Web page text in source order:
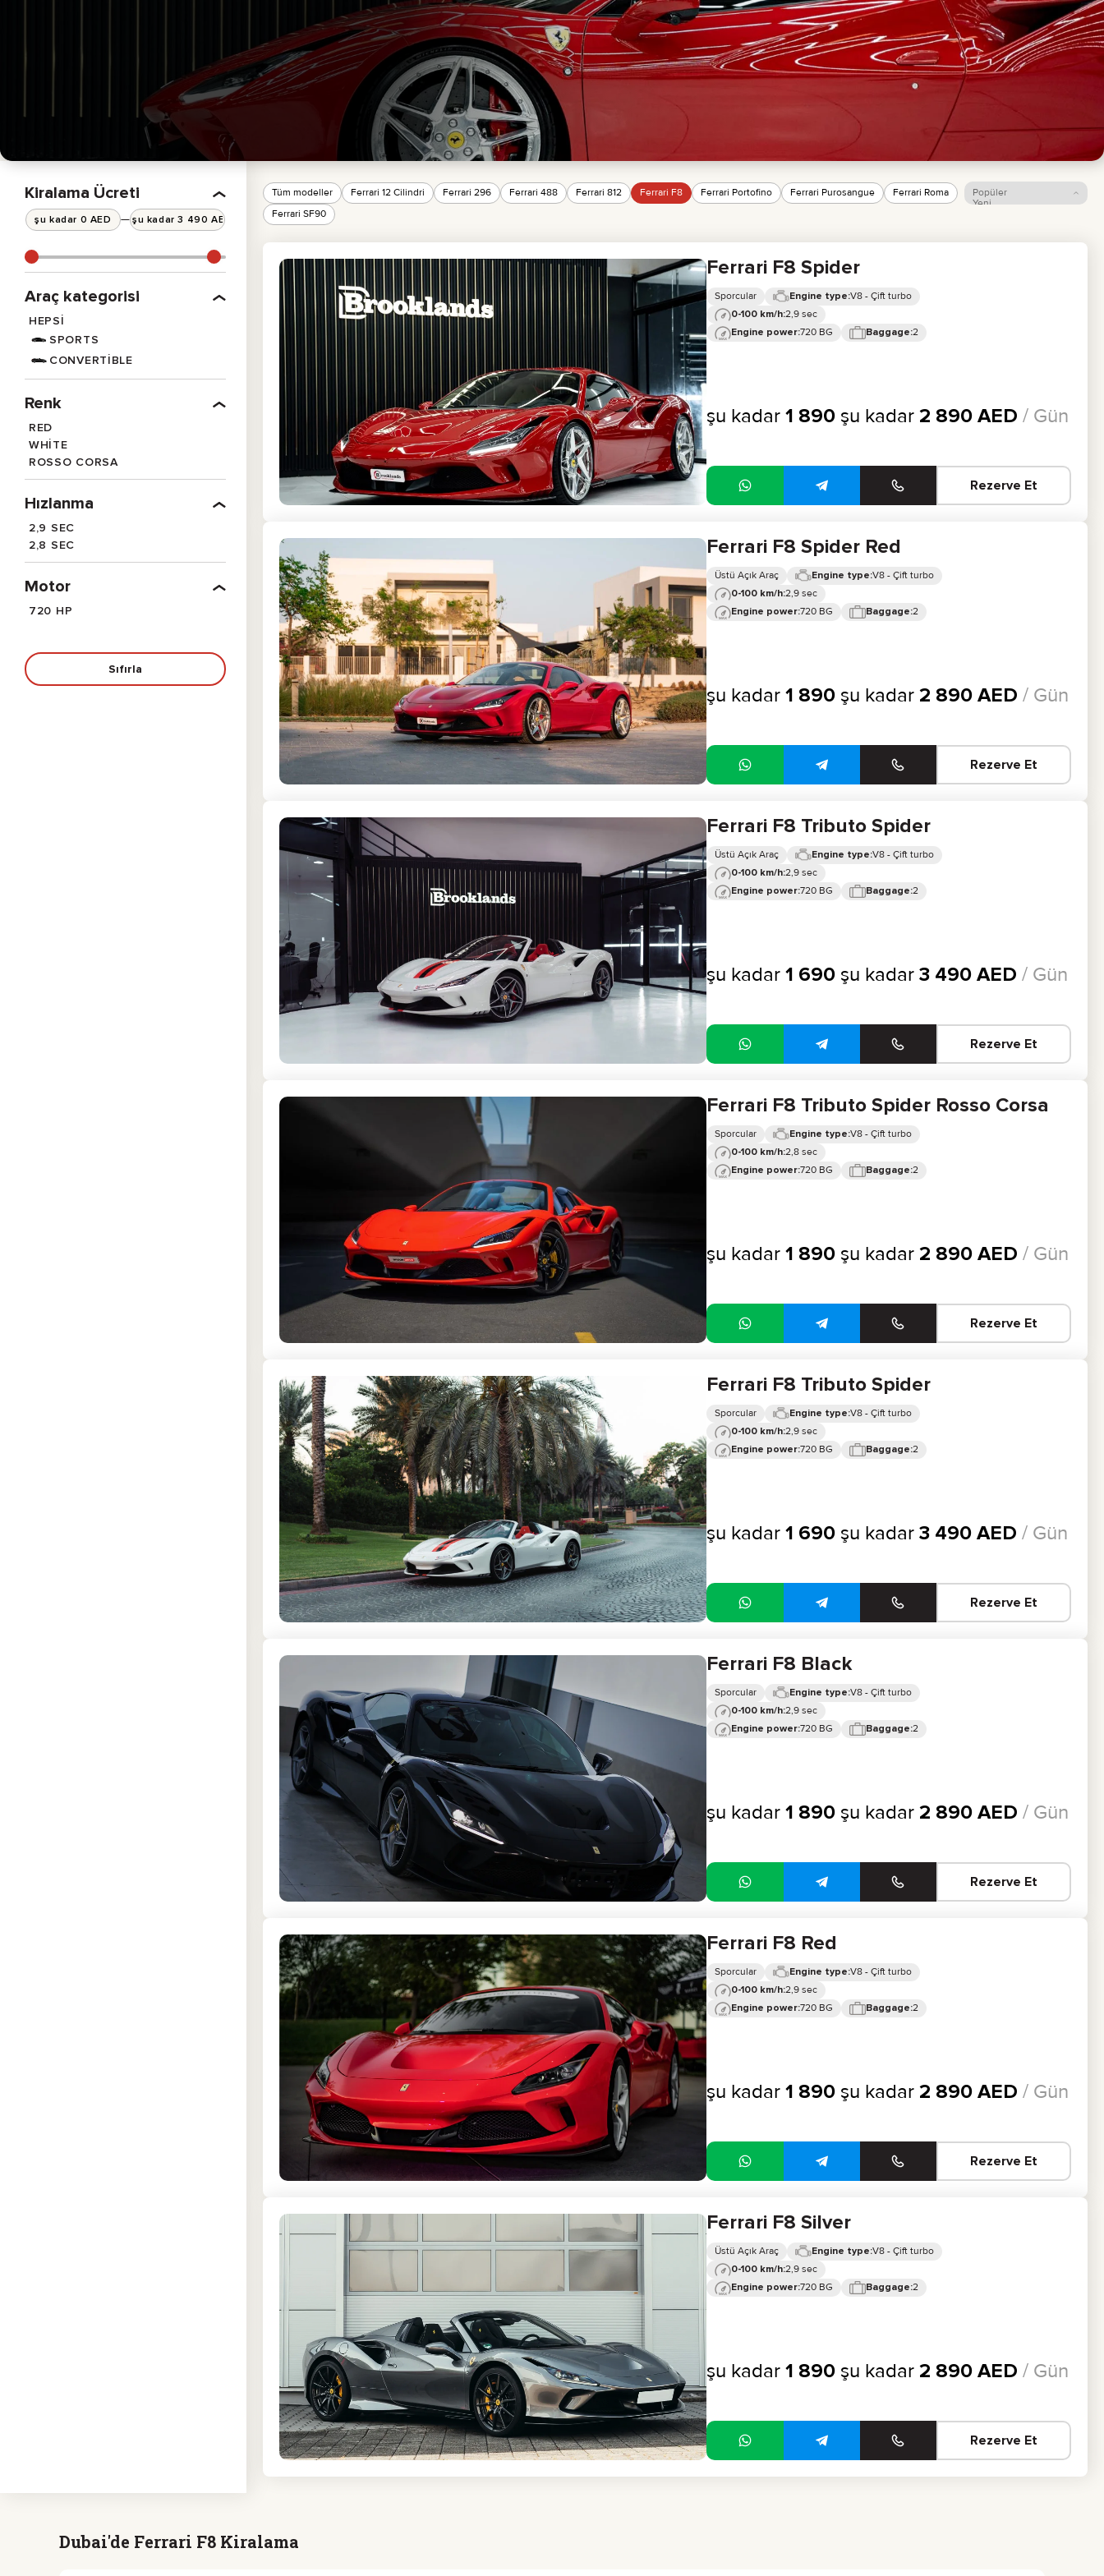
EKONOMIK
MERCEDES
GMC
MAZDA
CHEVROLET
TOYOTA
Kiralama Ücreti
—
Araç kategorisi
HEPSI
SPORTS
CONVERTIBLE
Renk
RED
WHITE
ROSSO CORSA
Hızlanma
2,9 SEC
2,8 SEC
Motor
720 HP
Sıfırla
Tüm modeller Ferrari 12 Cilindri Ferrari 296 Ferrari 488 Ferrari 812 Ferrari F8 Ferrari Portofino Ferrari Purosangue
Ferrari Roma
Ferrari SF90
Popüler
Yeni
Ferrari F8 Spider
Sporcular Engine type:V8 - Çift turbo
0-100 km/h:2,9 sec
Engine power:720 BG Baggage:2
şu kadar 1 890 şu kadar 2 890 AED / Gün
Rezerve Et
Ferrari F8 Spider Red
Üstü Açık Araç Engine type:V8 - Çift turbo
0-100 km/h:2,9 sec
Engine power:720 BG Baggage:2
şu kadar 1 890 şu kadar 2 890 AED / Gün
Rezerve Et
Ferrari F8 Tributo Spider
Üstü Açık Araç Engine type:V8 - Çift turbo
0-100 km/h:2,9 sec
Engine power:720 BG Baggage:2
şu kadar 1 690 şu kadar 3 490 AED / Gün
Rezerve Et
Ferrari F8 Tributo Spider Rosso Corsa
Sporcular Engine type:V8 - Çift turbo
0-100 km/h:2,8 sec
Engine power:720 BG Baggage:2
şu kadar 1 890 şu kadar 2 890 AED / Gün
Rezerve Et
Ferrari F8 Tributo Spider
Sporcular Engine type:V8 - Çift turbo
0-100 km/h:2,9 sec
Engine power:720 BG Baggage:2
şu kadar 1 690 şu kadar 3 490 AED / Gün
Rezerve Et
Ferrari F8 Black
Sporcular Engine type:V8 - Çift turbo
0-100 km/h:2,9 sec
Engine power:720 BG Baggage:2
şu kadar 1 890 şu kadar 2 890 AED / Gün
Rezerve Et
Ferrari F8 Red
Sporcular Engine type:V8 - Çift turbo
0-100 km/h:2,9 sec
Engine power:720 BG Baggage:2
şu kadar 1 890 şu kadar 2 890 AED / Gün
Rezerve Et
Ferrari F8 Silver
Üstü Açık Araç Engine type:V8 - Çift turbo
0-100 km/h:2,9 sec
Engine power:720 BG Baggage:2
şu kadar 1 890 şu kadar 2 890 AED / Gün
Rezerve Et
Dubai'de Ferrari F8 Kiralama